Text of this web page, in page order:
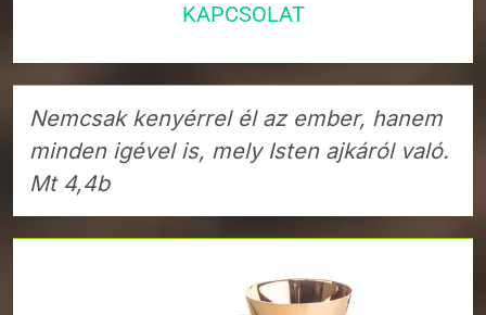
KAPCSOLAT
Nemcsak kenyérrel él az ember, hanem
minden igével is, mely Isten ajkáról való.
Mt 4,4b